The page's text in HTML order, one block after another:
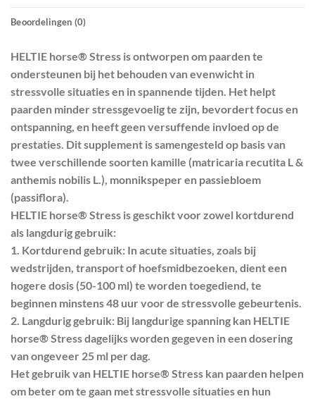
Beoordelingen (0)
HELTIE horse® Stress is ontworpen om paarden te
ondersteunen bij het behouden van evenwicht in
stressvolle situaties en in spannende tijden. Het helpt
paarden minder stressgevoelig te zijn, bevordert focus en
ontspanning, en heeft geen versuffende invloed op de
prestaties. Dit supplement is samengesteld op basis van
twee verschillende soorten kamille (matricaria recutita L &
anthemis nobilis L.), monnikspeper en passiebloem
(passiflora).
HELTIE horse® Stress is geschikt voor zowel kortdurend
als langdurig gebruik:
1. Kortdurend gebruik: In acute situaties, zoals bij
wedstrijden, transport of hoefsmidbezoeken, dient een
hogere dosis (50-100 ml) te worden toegediend, te
beginnen minstens 48 uur voor de stressvolle gebeurtenis.
2. Langdurig gebruik: Bij langdurige spanning kan HELTIE
horse® Stress dagelijks worden gegeven in een dosering
van ongeveer 25 ml per dag.
Het gebruik van HELTIE horse® Stress kan paarden helpen
om beter om te gaan met stressvolle situaties en hun